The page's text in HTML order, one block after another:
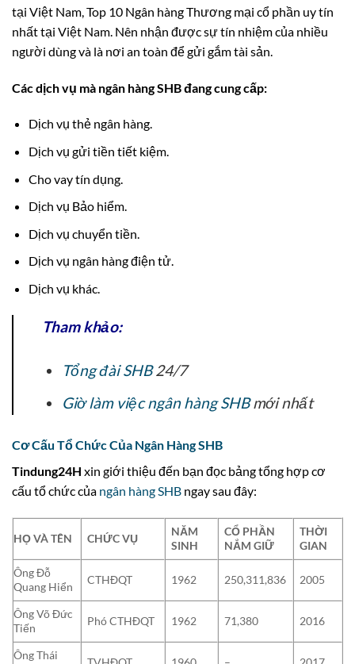
tại Việt Nam, Top 10 Ngân hàng Thương mại cổ phần uy tín
nhất tại Việt Nam. Nên nhận được sự tín nhiệm của nhiều
người dùng và là nơi an toàn để gửi gắm tài sản.
Các dịch vụ mà ngân hàng SHB đang cung cấp:
Dịch vụ thẻ ngân hàng.
Dịch vụ gửi tiền tiết kiệm.
Cho vay tín dụng.
Dịch vụ Bảo hiểm.
Dịch vụ chuyển tiền.
Dịch vụ ngân hàng điện tử.
Dịch vụ khác.
Tham khảo:
Tổng đài SHB24/7
Giờ làm việc ngân hàng SHBmới nhất
Cơ Cấu Tổ Chức Của Ngân Hàng SHB
Tindung24H xin giới thiệu đến bạn đọc bảng tổng hợp cơ
cấu tổ chức của ngân hàng SHB ngay sau đây:
HỌ VÀ TÊN CHỨC VỤ
NĂM
SINH
CỔ PHẦN
NẮM GIỮ
THỜI
GIAN
Ông Đỗ
Quang Hiển
CTHĐQT 1962 250,311,836 2005
Ông Võ Đức
Tiến
Phó CTHĐQT 1962 71,380 2016
Ông Thái